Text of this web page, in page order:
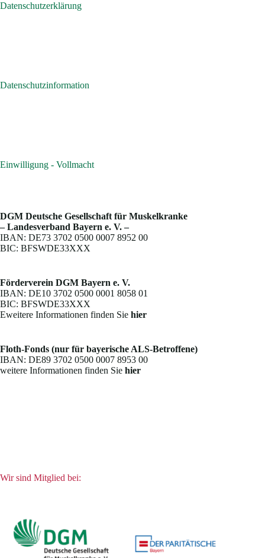
Datenschutzerklärung
Datenschutzinformation
Einwilligung - Vollmacht
DGM Deutsche Gesellschaft für Muskelkranke
– Landesverband Bayern e. V. –
IBAN: DE73 3702 0500 0007 8952 00
BIC: BFSWDE33XXX
Förderverein DGM Bayern e. V.
IBAN: DE10 3702 0500 0001 8058 01
BIC: BFSWDE33XXX
Eweitere Informationen finden Sie hier
Floth-Fonds (nur für bayerische ALS-Betroffene)
IBAN: DE89 3702 0500 0007 8953 00
weitere Informationen finden Sie hier
Wir sind Mitglied bei: